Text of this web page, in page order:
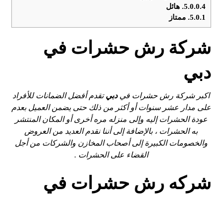
5.0.0.4. هائل
5.0.1. ممتاز
شركة رش حشرات في
دبي
اكبر شركة رش حشرات فيدبيتقدم أفضل الضمانات للأفراد
على مدار عشر سنوات أو أكثر من ذلك حتى يضمن العميل بعدم
عودة الحشرات إليه وإلى منزله مره أخرى أو المكان المنتشر
به الحشرات ، بالإضافة إلى أننا نقدم العديد من العروض
والخصومات الكبيرة إلى أصحاب المخازن والشركات من أجل
القضاء على الحشرات .
شركه رش حشرات في